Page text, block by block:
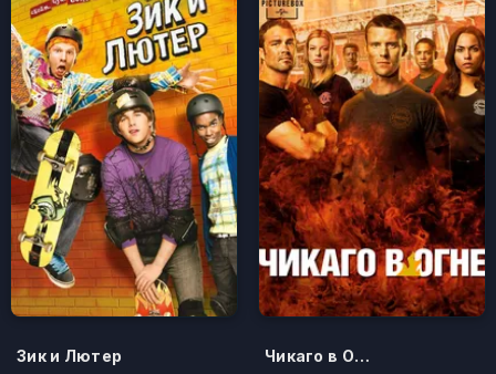
Зик и Лютер Чикаго в Огне